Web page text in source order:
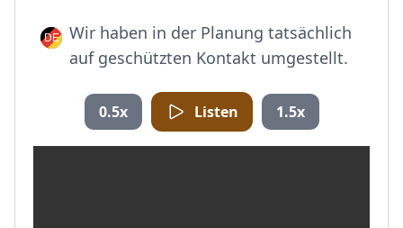
Wir haben in der Planung tatsächlich
auf geschützten Kontakt umgestellt.
0.5x Listen 1.5x